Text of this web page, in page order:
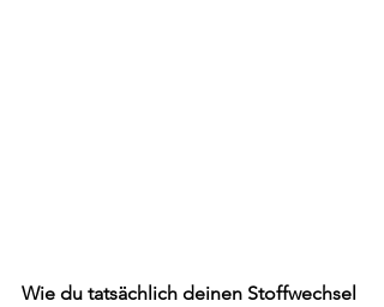
Wie du tatsächlich deinen Stoffwechsel